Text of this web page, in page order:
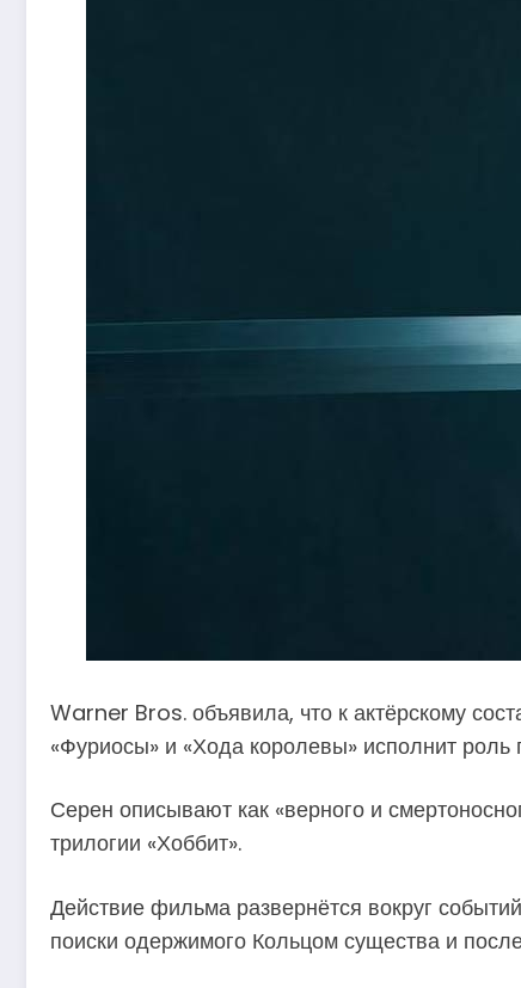
Warner Bros. объявила, что к актёрскому
«Фуриосы» и «Хода королевы» исполнит
Серен описывают как «верного и
трилогии «Хоббит».
Действие фильма развернётся вокруг
поиски одержимого Кольцом существа и